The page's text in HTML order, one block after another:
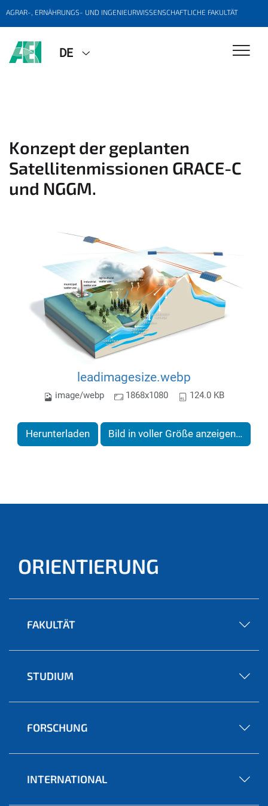
AGRAR-, ERNÄHRUNGS- UND INGENIEURWISSENSCHAFTLICHE FAKULTÄT
DE
Konzept der geplanten
Satellitenmissionen GRACE-C
und NGGM.
leadimagesize.webp
image/webp 1868x1080 124.0 KB
Herunterladen Bild in voller Größe anzeigen…
ORIENTIERUNG
FAKULTÄT
STUDIUM
FORSCHUNG
INTERNATIONAL